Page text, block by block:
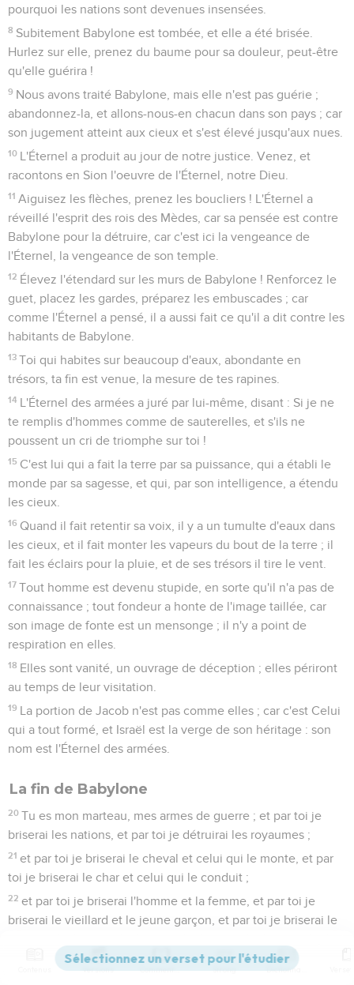
pourquoi les nations sont devenues insensées.
8 Subitement Babylone est tombée, et elle a été brisée.
Hurlez sur elle, prenez du baume pour sa douleur, peut-être
qu'elle guérira !
9 Nous avons traité Babylone, mais elle n'est pas guérie ;
abandonnez-la, et allons-nous-en chacun dans son pays ; car
son jugement atteint aux cieux et s'est élevé jusqu'aux nues.
10 L'Éternel a produit au jour de notre justice. Venez, et
racontons en Sion l'oeuvre de l'Éternel, notre Dieu.
11 Aiguisez les flèches, prenez les boucliers ! L'Éternel a
réveillé l'esprit des rois des Mèdes, car sa pensée est contre
Babylone pour la détruire, car c'est ici la vengeance de
l'Éternel, la vengeance de son temple.
12 Élevez l'étendard sur les murs de Babylone ! Renforcez le
guet, placez les gardes, préparez les embuscades ; car
comme l'Éternel a pensé, il a aussi fait ce qu'il a dit contre les
habitants de Babylone.
13 Toi qui habites sur beaucoup d'eaux, abondante en
trésors, ta fin est venue, la mesure de tes rapines.
14 L'Éternel des armées a juré par lui-même, disant : Si je ne
te remplis d'hommes comme de sauterelles, et s'ils ne
poussent un cri de triomphe sur toi !
15 C'est lui qui a fait la terre par sa puissance, qui a établi le
monde par sa sagesse, et qui, par son intelligence, a étendu
les cieux.
16 Quand il fait retentir sa voix, il y a un tumulte d'eaux dans
les cieux, et il fait monter les vapeurs du bout de la terre ; il
fait les éclairs pour la pluie, et de ses trésors il tire le vent.
17 Tout homme est devenu stupide, en sorte qu'il n'a pas de
connaissance ; tout fondeur a honte de l'image taillée, car
son image de fonte est un mensonge ; il n'y a point de
respiration en elles.
18 Elles sont vanité, un ouvrage de déception ; elles périront
au temps de leur visitation.
19 La portion de Jacob n'est pas comme elles ; car c'est Celui
qui a tout formé, et Israël est la verge de son héritage : son
nom est l'Éternel des armées.
La fin de Babylone
20 Tu es mon marteau, mes armes de guerre ; et par toi je
briserai les nations, et par toi je détruirai les royaumes ;
21 et par toi je briserai le cheval et celui qui le monte, et par
toi je briserai le char et celui qui le conduit ;
22 et par toi je briserai l'homme et la femme, et par toi je
briserai le vieillard et le jeune garçon, et par toi je briserai le
et par toi je briserai le pasteur et son troupeau ; et par toi
Versions Commentaires Strong